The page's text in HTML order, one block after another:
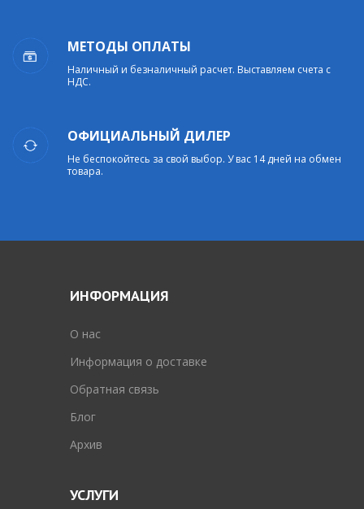
МЕТОДЫ ОПЛАТЫ
Наличный и безналичный расчет. Выставляем счета с
НДС.
ОФИЦИАЛЬНЫЙ ДИЛЕР
Не беспокойтесь за свой выбор. У вас 14 дней на обмен
товара.
ИНФОРМАЦИЯ
O нас
Информация о доставке
Обратная связь
Блог
Архив
УСЛУГИ